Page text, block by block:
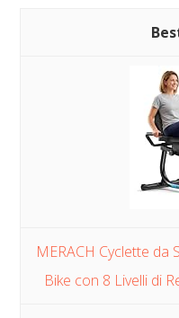
MERACH Cyclette da
Bike con 8 Livelli di